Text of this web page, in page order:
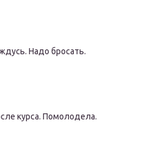
Надо бросать.
курса. Помолодела.